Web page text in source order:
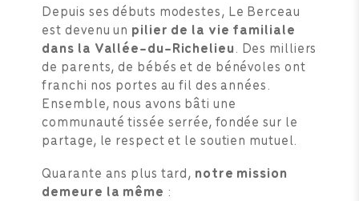
Depuis ses débuts modestes, Le Berceau
est devenu un pilier de la vie familiale
dans la Vallée-du-Richelieu. Des milliers
de parents, de bébés et de bénévoles ont
franchi nos portes au fil des années.
Ensemble, nous avons bâti une
communauté tissée serrée, fondée sur le
partage, le respect et le soutien mutuel.
Quarante ans plus tard, notre mission
demeure la même :